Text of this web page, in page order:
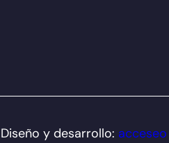
Diseño y desarrollo: acceseo